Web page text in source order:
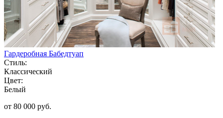
Гардеробная Бабедтуап
Стиль:
Классический
Цвет:
Белый
от 80 000 руб.